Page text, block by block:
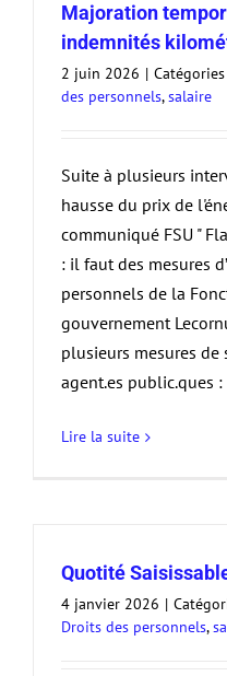
Majoration
indemnités
2 juin 2026 |
des personnels,salaire
Suite à plusieurs
hausse du prix de
communiqué FSU "
: il faut des mesures
personnels de la
gouvernement
plusieurs mesures
agent.es public.ques
Lire la suite
Quotité
4 janvier 2026 |
Droits des personnels,